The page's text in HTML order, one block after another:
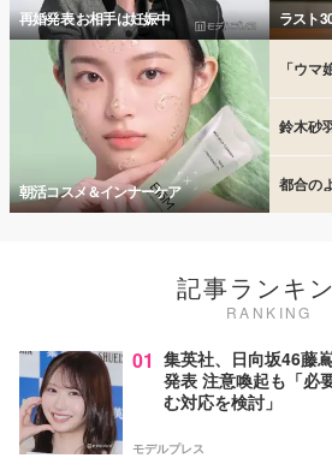
再婚発表 お相手は妊娠中 ラスト
朝活コスメ＆インナーケア
「ウ
鈴木砂
都合の
記事ランキ
RANKING
01 集英社、日向坂46藤
発表 注意喚起も「必
む対応を検討」
モデルプレス